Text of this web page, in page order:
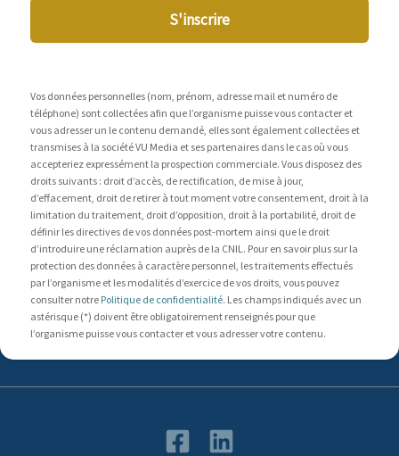
S'inscrire
Vos données personnelles (nom, prénom, adresse mail et numéro de
téléphone) sont collectées afin que l’organisme puisse vous contacter et
vous adresser un le contenu demandé, elles sont également collectées et
transmises à la société VU Media et ses partenaires dans le cas où vous
accepteriez expressément la prospection commerciale. Vous disposez des
droits suivants : droit d’accès, de rectification, de mise à jour,
d’effacement, droit de retirer à tout moment votre consentement, droit à la
limitation du traitement, droit d’opposition, droit à la portabilité, droit de
définir les directives de vos données post-mortem ainsi que le droit
d’introduire une réclamation auprès de la CNIL. Pour en savoir plus sur la
protection des données à caractère personnel, les traitements effectués
par l’organisme et les modalités d’exercice de vos droits, vous pouvez
consulter notre Politique de confidentialité. Les champs indiqués avec un
astérisque (*) doivent être obligatoirement renseignés pour que
l’organisme puisse vous contacter et vous adresser votre contenu.